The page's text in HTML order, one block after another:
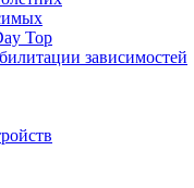
Top
зависимостей